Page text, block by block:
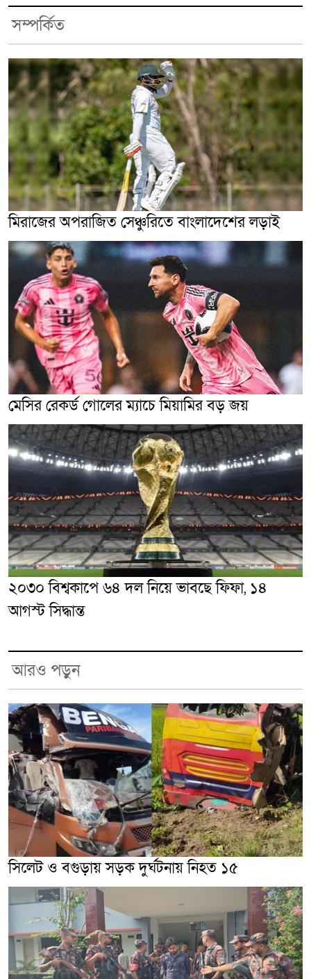
সম্পর্কিত
মিরাজের অপরাজিত সেঞ্চুরিতে বাংলাদেশের লড়াই
মেসির রেকর্ড গোলের ম্যাচে মিয়ামির বড় জয়
২০৩০ বিশ্বকাপে ৬৪ দল নিয়ে ভাবছে ফিফা, ১৪
আগস্ট সিদ্ধান্ত
আরও পড়ুন
সিলেট ও বগুড়ায় সড়ক দুর্ঘটনায় নিহত ১৫